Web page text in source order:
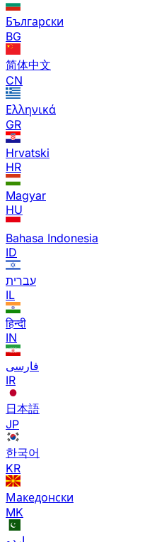
Български
BG
简体中文
CN
Ελληνικά
GR
Hrvatski
HR
Magyar
HU
Bahasa Indonesia
ID
עברית
IL
हिन्दी
IN
فارسی
IR
日本語
JP
한국어
KR
Македонски
MK